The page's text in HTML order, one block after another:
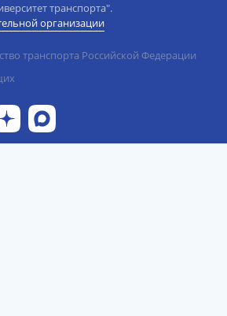
транспорта".
организации
транспорта Российской Федерации